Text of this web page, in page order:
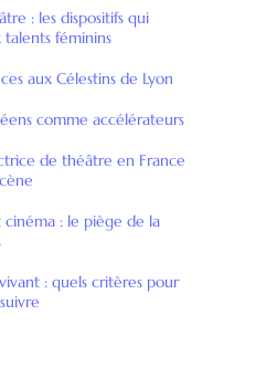
: les dispositifs qui
féminins
aux Célestins de Lyon
comme accélérateurs
de théâtre en France
: le piège de la
: quels critères pour